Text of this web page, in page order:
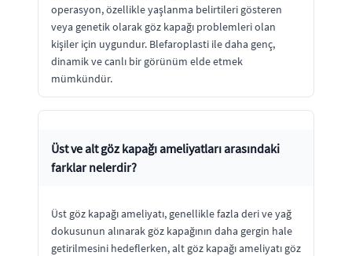
operasyon, özellikle yaşlanma belirtileri gösteren
veya genetik olarak göz kapağı problemleri olan
kişiler için uygundur. Blefaroplasti ile daha genç,
dinamik ve canlı bir görünüm elde etmek
mümkündür.
Üst ve alt göz kapağı ameliyatları arasındaki
farklar nelerdir?
Üst göz kapağı ameliyatı, genellikle fazla deri ve yağ
dokusunun alınarak göz kapağının daha gergin hale
getirilmesini hedeflerken, alt göz kapağı ameliyatı göz